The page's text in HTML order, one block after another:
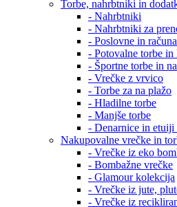
Torbe, nahrbtniki in
- Nahrbtniki
- Nahrbtniki za
- Poslovne in
- Potovalne torbe
- Športne torbe in
- Vrečke z vrvico
- Torbe za na plažo
- Hladilne torbe
- Manjše torbe
- Denarnice in etuiji
Nakupovalne vrečke in
- Vrečke iz eko
- Bombažne vrečke
- Glamour kolekcija
- Vrečke iz jute,
- Vrečke iz